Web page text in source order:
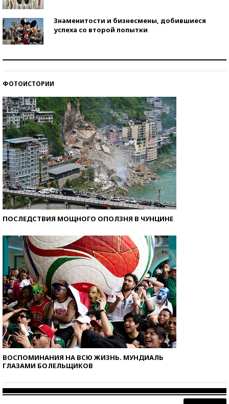
Знаменитости и бизнесмены, добившиеся
успеха со второй попытки
ФОТОИСТОРИИ
ПОСЛЕДСТВИЯ МОЩНОГО ОПОЛЗНЯ В ЧУНЦИНЕ
ВОСПОМИНАНИЯ НА ВСЮ ЖИЗНЬ. МУНДИАЛЬ
ГЛАЗАМИ БОЛЕЛЬЩИКОВ